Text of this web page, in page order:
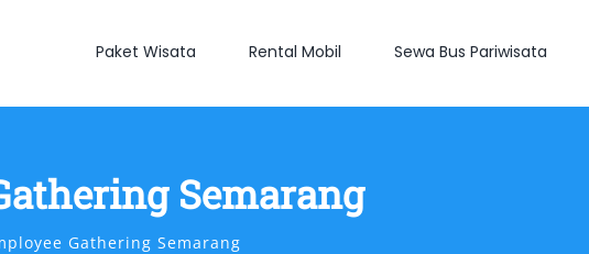
Paket Wisata Rental Mobil Sewa Bus Pariwisata
Semarang
Gathering Semarang